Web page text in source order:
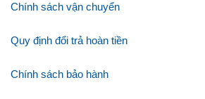
Chính sách vận chuyển
Quy định đổi trả hoàn tiền
Chính sách bảo hành